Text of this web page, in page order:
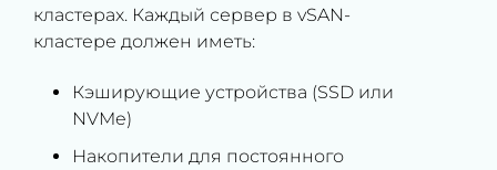
кластерах. Каждый сервер в vSAN-
кластере должен иметь:
Кэширующие устройства (SSD или
NVMe)
Накопители для постоянного